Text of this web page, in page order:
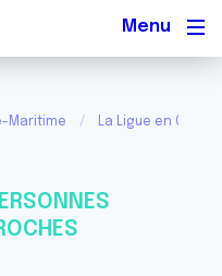
Maritime La Ligue en